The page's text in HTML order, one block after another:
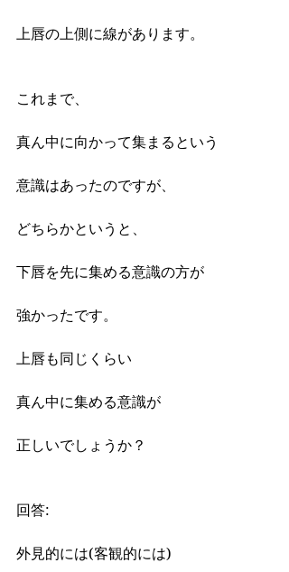
上唇の上側に線があります。
これまで、
真ん中に向かって集まるという
意識はあったのですが、
どちらかというと、
下唇を先に集める意識の方が
強かったです。
上唇も同じくらい
真ん中に集める意識が
正しいでしょうか？
回答:
外見的には(客観的には)